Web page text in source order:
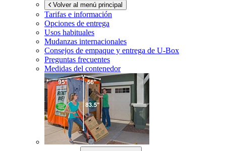
Volver al menú principal
Tarifas e información
Opciones de entrega
Usos habituales
Mudanzas internacionales
Consejos de empaque y entrega de U-Box
Preguntas frecuentes
Medidas del contenedor